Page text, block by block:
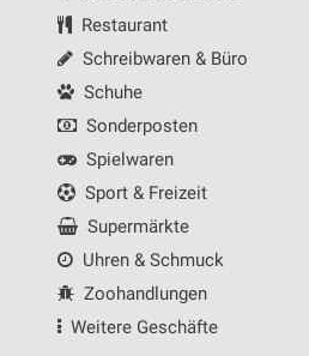
Restaurant
Schreibwaren & Büro
Schuhe
Sonderposten
Spielwaren
Sport & Freizeit
Supermärkte
Uhren & Schmuck
Zoohandlungen
Weitere Geschäfte